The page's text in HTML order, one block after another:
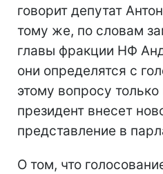
говорит депутат
тому же, по словам
главы фракции НФ
они определятся с
этому вопросу только
президент внесет
представление в
О том, что